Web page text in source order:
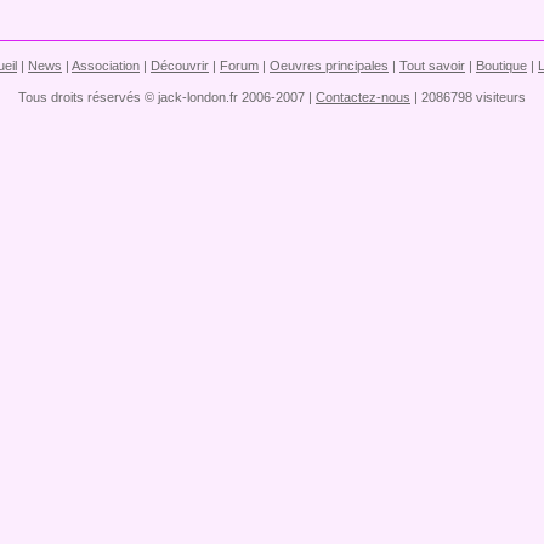
| News | Association | Découvrir | Forum | Oeuvres principales | Tout savoir | Boutique |
Tous droits réservés © jack-london.fr 2006-2007 | Contactez-nous | 2086798 visiteurs